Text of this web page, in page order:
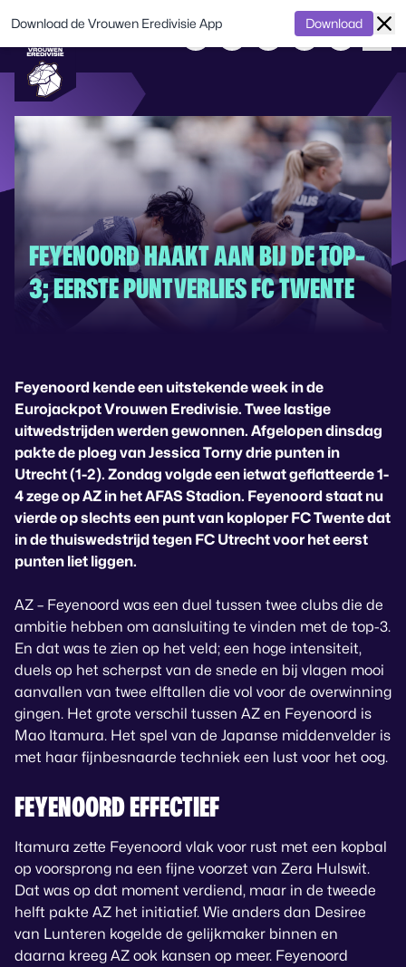
FEYENOORD HAAKT AAN BIJ DE TOP-
3; EERSTE PUNTVERLIES FC TWENTE
Feyenoord kende een uitstekende week in de
Eurojackpot Vrouwen Eredivisie. Twee lastige
uitwedstrijden werden gewonnen. Afgelopen dinsdag
pakte de ploeg van Jessica Torny drie punten in
Utrecht (1-2). Zondag volgde een ietwat geflatteerde 1-
4 zege op AZ in het AFAS Stadion. Feyenoord staat nu
vierde op slechts een punt van koploper FC Twente dat
in de thuiswedstrijd tegen FC Utrecht voor het eerst
punten liet liggen.
AZ – Feyenoord was een duel tussen twee clubs die de
ambitie hebben om aansluiting te vinden met de top-3.
En dat was te zien op het veld; een hoge intensiteit,
duels op het scherpst van de snede en bij vlagen mooi
aanvallen van twee elftallen die vol voor de overwinning
gingen. Het grote verschil tussen AZ en Feyenoord is
Mao Itamura. Het spel van de Japanse middenvelder is
met haar fijnbesnaarde techniek een lust voor het oog.
FEYENOORD EFFECTIEF
Itamura zette Feyenoord vlak voor rust met een kopbal
op voorsprong na een fijne voorzet van Zera Hulswit.
Dat was op dat moment verdiend, maar in de tweede
helft pakte AZ het initiatief. Wie anders dan Desiree
van Lunteren kogelde de gelijkmaker binnen en
daarna kreeg AZ ook kansen op meer. Feyenoord
Download de Vrouwen Eredivisie App Download